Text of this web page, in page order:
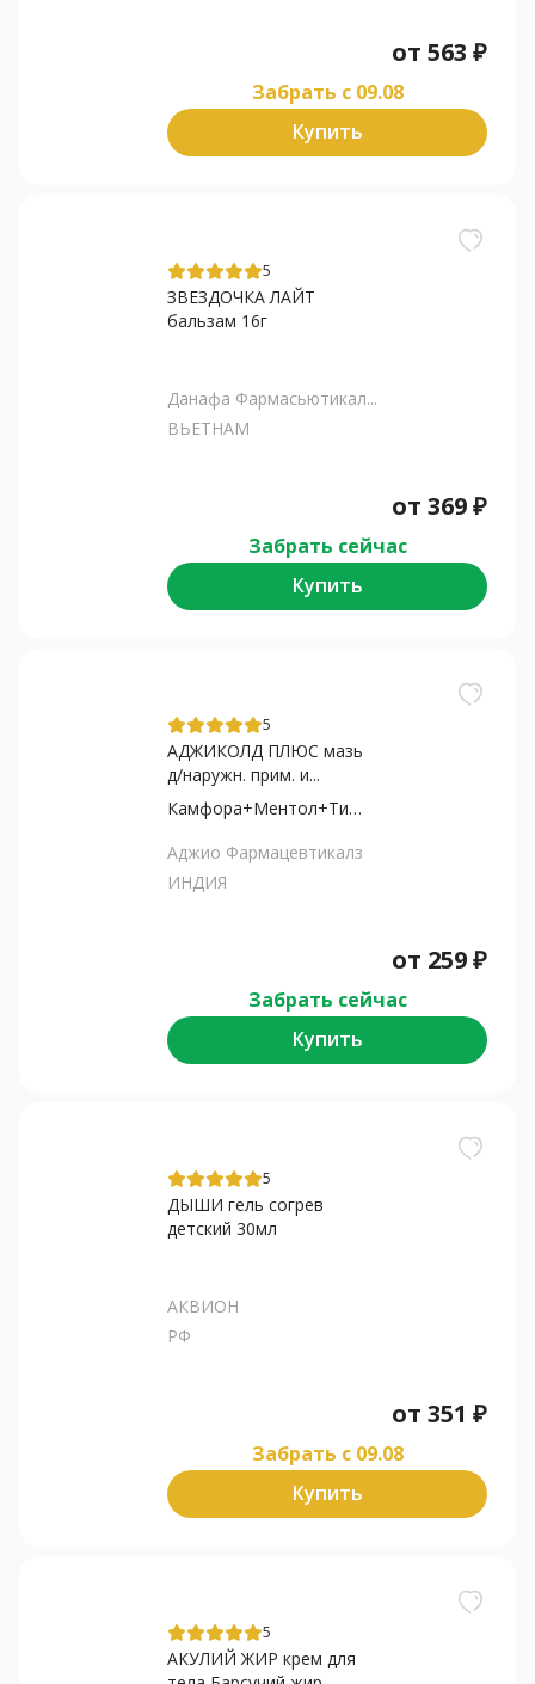
от 563 ₽
Забрать c 09.08
Купить
5
ЗВЕЗДОЧКА ЛАЙТ
бальзам 16г
Данафа Фармасьютикал...
ВЬЕТНАМ
от 369₽
Забрать сейчас
Купить
5
АДЖИКОЛД ПЛЮС мазь
д/наружн. прим. и...
Камфора+Ментол+Ти... масло
Аджио Фармацевтикалз
ИНДИЯ
от 259₽
Забрать сейчас
Купить
5
ДЫШИ гель согрев
детский 30мл
АКВИОН
РФ
от 351 ₽
Забрать c 09.08
Купить
5
АКУЛИЙ ЖИР крем для